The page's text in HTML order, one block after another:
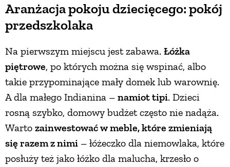
Aranżacja pokoju dziecięcego: pokój
przedszkolaka
Na pierwszym miejscu jest zabawa. Łóżka
piętrowe, po których można się wspinać, albo
takie przypominające mały domek lub warownię.
A dla małego Indianina – namiot tipi. Dzieci
rosną szybko, domowy budżet często nie nadąża.
Warto zainwestować w meble, które zmieniają
się razem z nimi – łóżeczko dla niemowlaka, które
posłuży też jako łóżko dla malucha, krzesło o